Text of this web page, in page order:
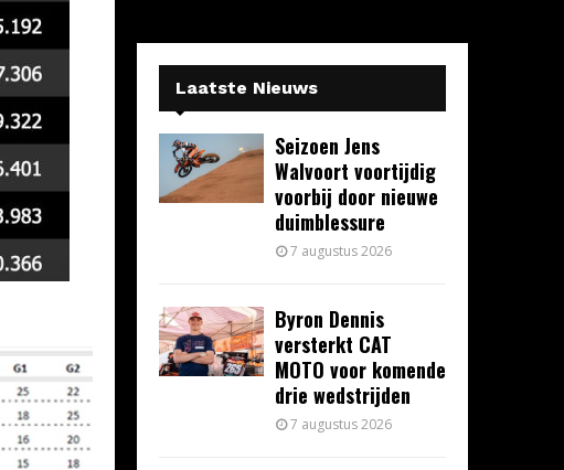
Laatste Nieuws
Seizoen Jens
Walvoort voortijdig
voorbij door nieuwe
duimblessure
7 augustus 2026
Byron Dennis
versterkt CAT
MOTO voor komende
drie wedstrijden
7 augustus 2026